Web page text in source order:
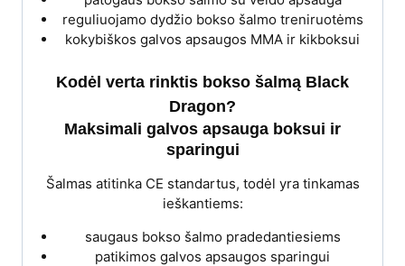
reguliuojamo dydžio bokso šalmo treniruotėms
kokybiškos galvos apsaugos MMA ir kikboksui
Kodėl verta rinktis bokso šalmą Black
Dragon?
Maksimali galvos apsauga boksui ir
sparingui
Šalmas atitinka CE standartus, todėl yra tinkamas
ieškantiems:
saugaus bokso šalmo pradedantiesiems
patikimos galvos apsaugos sparingui